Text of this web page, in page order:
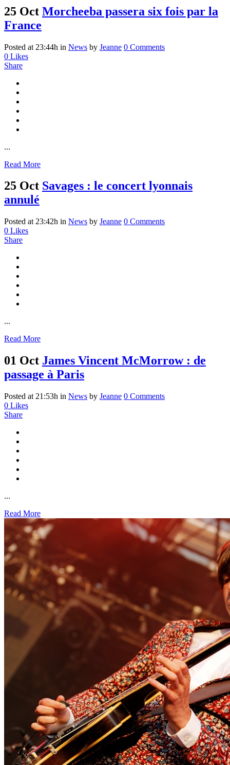
25 Oct Morcheeba passera six fois par la
France
Posted at 23:44h in News by Jeanne 0 Comments
0 Likes
Share
...
Read More
25 Oct Savages : le concert lyonnais
annulé
Posted at 23:42h in News by Jeanne 0 Comments
0 Likes
Share
...
Read More
01 Oct James Vincent McMorrow : de
passage à Paris
Posted at 21:53h in News by Jeanne 0 Comments
0 Likes
Share
...
Read More